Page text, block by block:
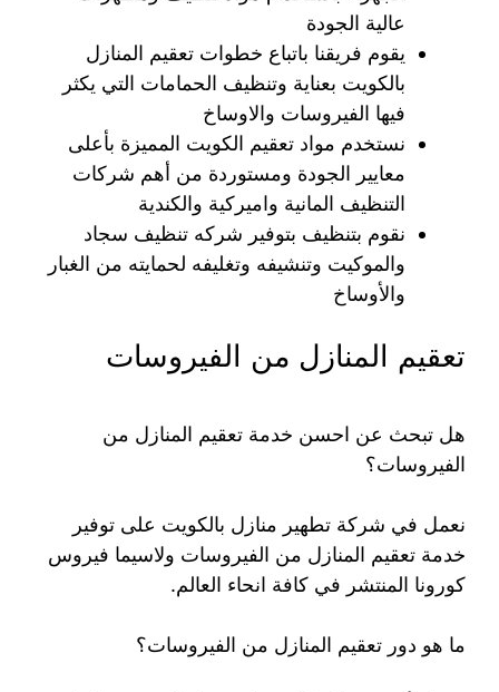
عالية الجودة
يقوم فريقنا باتباع خطوات تعقيم المنازل
بالكويت بعناية وتنظيف الحمامات التي يكثر
فيها الفيروسات والاوساخ
نستخدم مواد تعقيم الكويت المميزة بأعلى
معايير الجودة ومستوردة من أهم شركات
التنظيف المانية واميركية والكندية
نقوم بتنظيف بتوفير شركه تنظيف سجاد
والموكيت وتنشيفه وتغليفه لحمايته من الغبار
والأوساخ
تعقيم المنازل من الفيروسات
هل تبحث عن احسن خدمة تعقيم المنازل من
الفيروسات؟
نعمل في شركة تطهير منازل بالكويت على توفير
خدمة تعقيم المنازل من الفيروسات ولاسيما فيروس
كورونا المنتشر في كافة انحاء العالم.
ما هو دور تعقيم المنازل من الفيروسات؟